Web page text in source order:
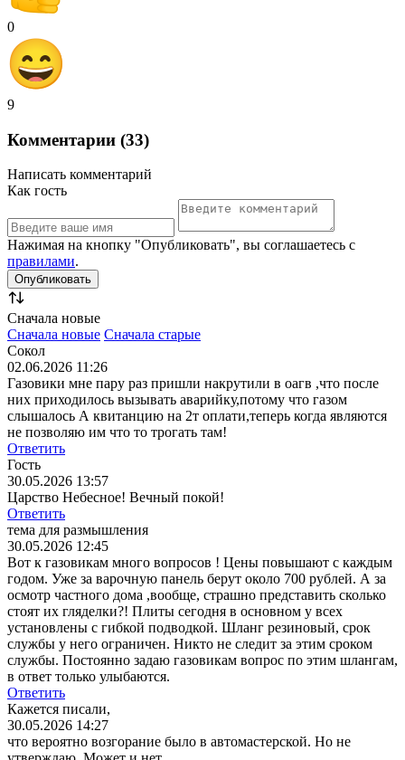
0
9
Комментарии (33)
Написать комментарий
Как гость
Нажимая на кнопку "Опубликовать", вы соглашаетесь с
правилами.
Сначала новые
Сначала новые Сначала старые
Cокол
02.06.2026 11:26
Газовики мне пару раз пришли накрутили в оагв ,что после
них приходилось вызывать аварийку,потому что газом
слышалось А квитанцию на 2т оплати,теперь когда являются
не позволяю им что то трогать там!
Ответить
Гость
30.05.2026 13:57
Царство Небесное! Вечный покой!
Ответить
тема для размышления
30.05.2026 12:45
Вот к газовикам много вопросов ! Цены повышают с каждым
годом. Уже за варочную панель берут около 700 рублей. А за
осмотр частного дома ,вообще, страшно представить сколько
стоят их гляделки?! Плиты сегодня в основном у всех
установлены с гибкой подводкой. Шланг резиновый, срок
службы у него ограничен. Никто не следит за этим сроком
службы. Постоянно задаю газовикам вопрос по этим шлангам,
в ответ только улыбаются.
Ответить
Кажется писали,
30.05.2026 14:27
что вероятно возгорание было в автомастерской. Но не